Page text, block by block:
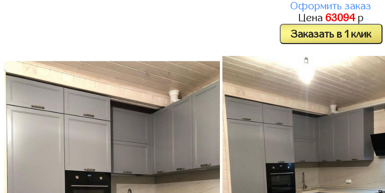
Оформить заказ
Цена 63094р
Заказать в 1 клик